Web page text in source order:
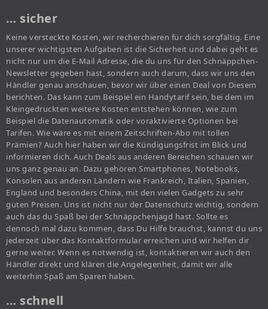
… sicher
Keine versteckte Kosten, wir recherchieren für dich sorgfältig. Eine
unserer wichtigsten Aufgaben ist die Sicherheit und dabei geht es
nicht nur um die E-Mail Adresse, die du uns für den Schnäppchen-
Newsletter gegeben hast, sondern auch darum, dass wir uns den
Händler genau anschauen, bevor wir über einen Deal von Diesem
berichten. Das kann zum Beispiel ein Handytarif sein, bei dem im
Kleingedruckten weitere Kosten entstehen können, wie zum
Beispiel die Datenautomatik oder voraktivierte Optionen bei
Tarifen. Wie wäre es mit einem Zeitschriften-Abo mit tollen
Prämien? Auch hier haben wir die Kündigungsfrist im Blick und
informieren dich. Auch Deals aus anderen Bereichen schauen wir
uns ganz genau an. Dazu gehören Smartphones, Notebooks,
Konsolen aus anderen Ländern wie Frankreich, Italien, Spanien,
England und besonders China, mit den vielen Gadgets zu sehr
guten Preisen. Uns ist nicht nur der Datenschutz wichtig, sondern
auch das du Spaß bei der Schnäppchenjagd hast. Sollte es
dennoch mal dazu kommen, dass Du Hilfe brauchst, kannst du uns
jederzeit über das Kontaktformular erreichen und wir helfen dir
gerne weiter. Wenn es notwendig ist, kontaktieren wir auch den
Händler direkt und klären die Angelegenheit, damit wir alle
weiterhin Spaß am Sparen haben.
… schnell